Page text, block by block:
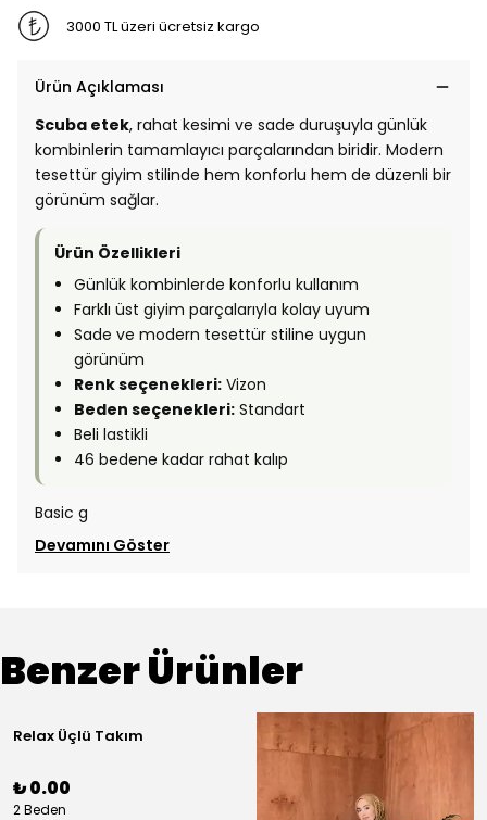
3000 TL üzeri ücretsiz kargo
Ürün Açıklaması
Scuba etek, rahat kesimi ve sade duruşuyla günlük
kombinlerin tamamlayıcı parçalarından biridir. Modern
tesettür giyim stilinde hem konforlu hem de düzenli bir
görünüm sağlar.
Ürün Özellikleri
Günlük kombinlerde konforlu kullanım
Farklı üst giyim parçalarıyla kolay uyum
Sade ve modern tesettür stiline uygun
görünüm
Renk seçenekleri: Vizon
Beden seçenekleri: Standart
Beli lastikli
46 bedene kadar rahat kalıp
Basic g
Devamını Göster
Benzer Ürünler
Relax Üçlü Takım
₺ 0.00
2 Beden